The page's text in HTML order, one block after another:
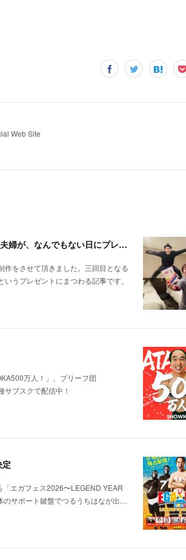
Web Site
【記事制作】となりのカインズさん「記念日を忘れがちな夫婦が、なんでもない日にプレゼントを贈りあってみた」
作をさせて頂きました。三回目となる
うプレゼントにまつわる記事です。
万人！」、ブリーフ団
サブスクで配信中！
エガフェス2026〜LEGEND YEAR
のサポート鍵盤でつるうちはなが出…